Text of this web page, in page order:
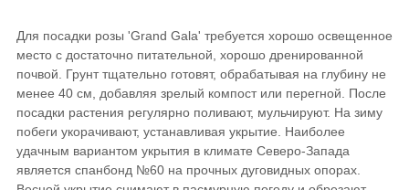
Для посадки розы 'Grand Gala' требуется хорошо освещенное
место с достаточно питательной, хорошо дренированной
почвой. Грунт тщательно готовят, обрабатывая на глубину не
менее 40 см, добавляя зрелый компост или перегной. После
посадки растения регулярно поливают, мульчируют. На зиму
побеги укорачивают, устанавливая укрытие. Наиболее
удачным вариантом укрытия в климате Северо-Запада
является спанбонд №60 на прочных дуговидных опорах.